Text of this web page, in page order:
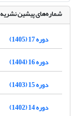
شماره‌های پیشین نشریه
دوره 17 (1405)
دوره 16 (1404)
دوره 15 (1403)
دوره 14 (1402)